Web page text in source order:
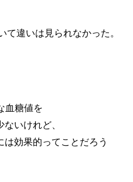
て違いは見られなかった。
血糖値を
いけれど、
効果的ってことだろう